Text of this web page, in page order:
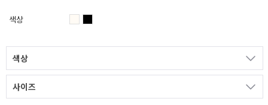
색상
색상
사이즈